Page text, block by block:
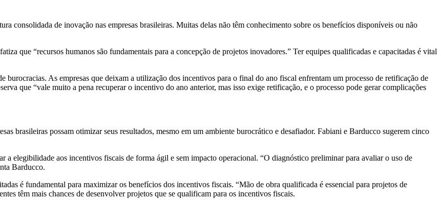
consolidada de inovação nas empresas brasileiras. Muitas delas não têm conhecimento sobre os benefícios disponíveis ou não
que “recursos humanos são fundamentais para a concepção de projetos inovadores.” Ter equipes qualificadas e capacitadas é vital
burocracias. As empresas que deixam a utilização dos incentivos para o final do ano fiscal enfrentam um processo de retificação de
que “vale muito a pena recuperar o incentivo do ano anterior, mas isso exige retificação, e o processo pode gerar complicações
brasileiras possam otimizar seus resultados, mesmo em um ambiente burocrático e desafiador. Fabiani e Barducco sugerem cinco
elegibilidade aos incentivos fiscais de forma ágil e sem impacto operacional. “O diagnóstico preliminar para avaliar o uso de
Barducco.
é fundamental para maximizar os benefícios dos incentivos fiscais. “Mão de obra qualificada é essencial para projetos de
têm mais chances de desenvolver projetos que se qualificam para os incentivos fiscais.